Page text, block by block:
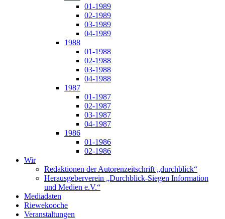
01-1989
02-1989
03-1989
04-1989
1988
01-1988
02-1988
03-1988
04-1988
1987
01-1987
02-1987
03-1987
04-1987
1986
01-1986
02-1986
Wir
Redaktionen der Autorenzeitschrift „durchblick“
Herausgeberverein „Durchblick-Siegen Information
und Medien e.V.“
Mediadaten
Riewekooche
Veranstaltungen